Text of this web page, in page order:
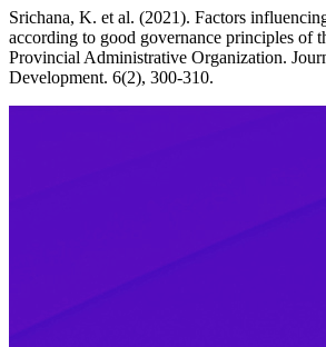
Srichana, K. et al. (2021). Factors
according to good governance principles of
Provincial Administrative Organization.
Development. 6(2), 300-310.